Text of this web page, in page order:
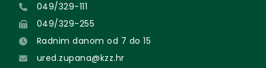
049/329-111
049/329-255
Radnim danom od 7 do 15
ured.zupana@kzz.hr